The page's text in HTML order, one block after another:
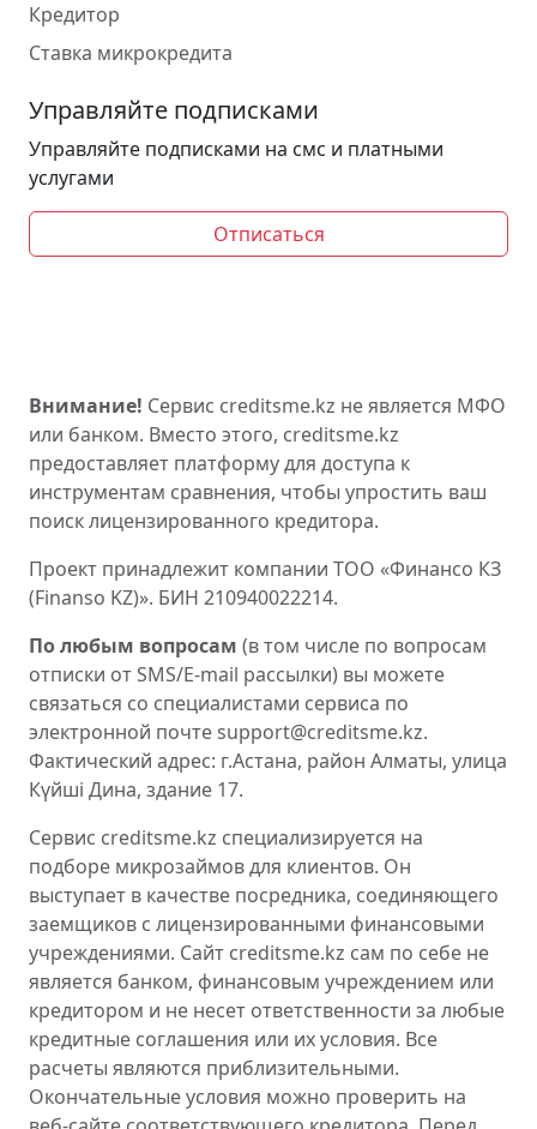
Кредитор
Ставка микрокредита
Управляйте подписками
Управляйте подписками на смс и платными
услугами
Отписаться
Внимание! Сервис creditsme.kz не является МФО
или банком. Вместо этого, creditsme.kz
предоставляет платформу для доступа к
инструментам сравнения, чтобы упростить ваш
поиск лицензированного кредитора.
Проект принадлежит компании ТОО «Финансо КЗ
(Finanso KZ)». БИН 210940022214.
По любым вопросам (в том числе по вопросам
отписки от SMS/E-mail рассылки) вы можете
связаться со специалистами сервиса по
электронной почте support@creditsme.kz.
Фактический адрес: г.Астана, район Алматы, улица
Күйші Дина, здание 17.
Сервис creditsme.kz специализируется на
подборе микрозаймов для клиентов. Он
выступает в качестве посредника, соединяющего
заемщиков с лицензированными финансовыми
учреждениями. Сайт creditsme.kz сам по себе не
является банком, финансовым учреждением или
кредитором и не несет ответственности за любые
кредитные соглашения или их условия. Все
расчеты являются приблизительными.
Окончательные условия можно проверить на